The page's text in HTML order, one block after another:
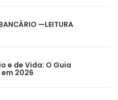
—LEITURA
e de Vida: O Guia
2026